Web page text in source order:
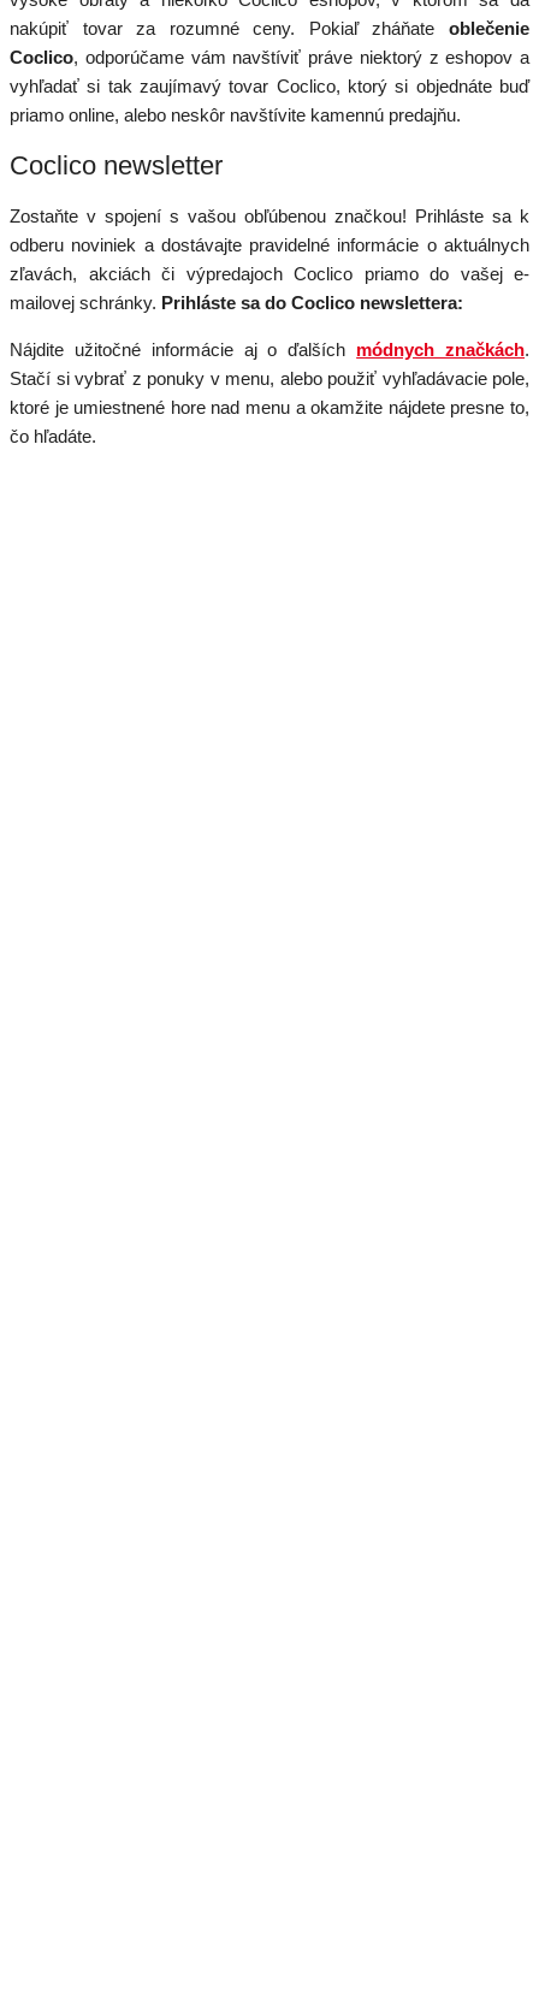
nakúpiť tovar za rozumné ceny. Pokiaľ zháňate oblečenie
Coclico, odporúčame vám navštíviť práve niektorý z eshopov a
vyhľadať si tak zaujímavý tovar Coclico, ktorý si objednáte buď
priamo online, alebo neskôr navštívite kamennú predajňu.
Coclico newsletter
Zostaňte v spojení s vašou obľúbenou značkou! Prihláste sa k
odberu noviniek a dostávajte pravidelné informácie o aktuálnych
zľavách, akciách či výpredajoch Coclico priamo do vašej e-
mailovej schránky. Prihláste sa do Coclico newslettera:
Nájdite užitočné informácie aj o ďalších módnych značkách.
Stačí si vybrať z ponuky v menu, alebo použiť vyhľadávacie pole,
ktoré je umiestnené hore nad menu a okamžite nájdete presne to,
čo hľadáte.